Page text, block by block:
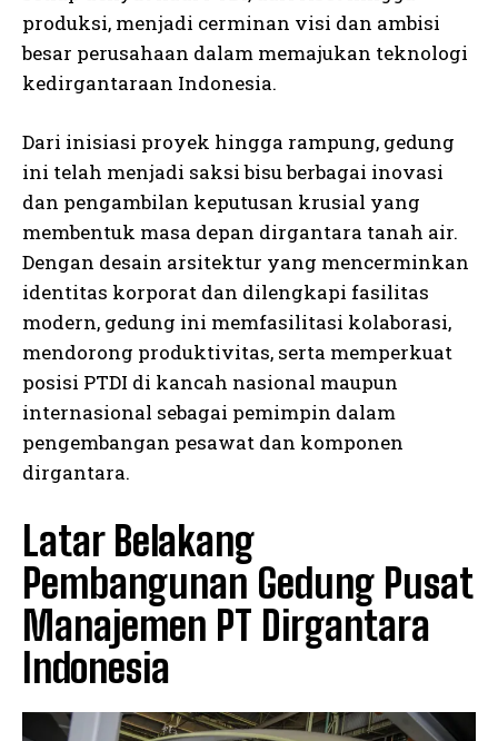
produksi, menjadi cerminan visi dan ambisi
besar perusahaan dalam memajukan teknologi
kedirgantaraan Indonesia.
Dari inisiasi proyek hingga rampung, gedung
ini telah menjadi saksi bisu berbagai inovasi
dan pengambilan keputusan krusial yang
membentuk masa depan dirgantara tanah air.
Dengan desain arsitektur yang mencerminkan
identitas korporat dan dilengkapi fasilitas
modern, gedung ini memfasilitasi kolaborasi,
mendorong produktivitas, serta memperkuat
posisi PTDI di kancah nasional maupun
internasional sebagai pemimpin dalam
pengembangan pesawat dan komponen
dirgantara.
Latar Belakang
Pembangunan Gedung Pusat
Manajemen PT Dirgantara
Indonesia